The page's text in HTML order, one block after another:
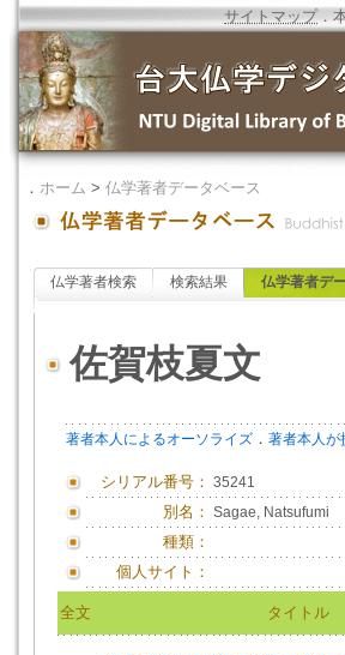
サイトマップ．
． ホーム > 仏学著者データベース
仏学著者検索 検索結果 仏学著者デ
佐賀枝夏文
著者本人によるオーソライズ ． 著者本人が
シリアル番号： 35241
別名： Sagae, Natsufumi
種類：
個人サイト：
全文 タイトル